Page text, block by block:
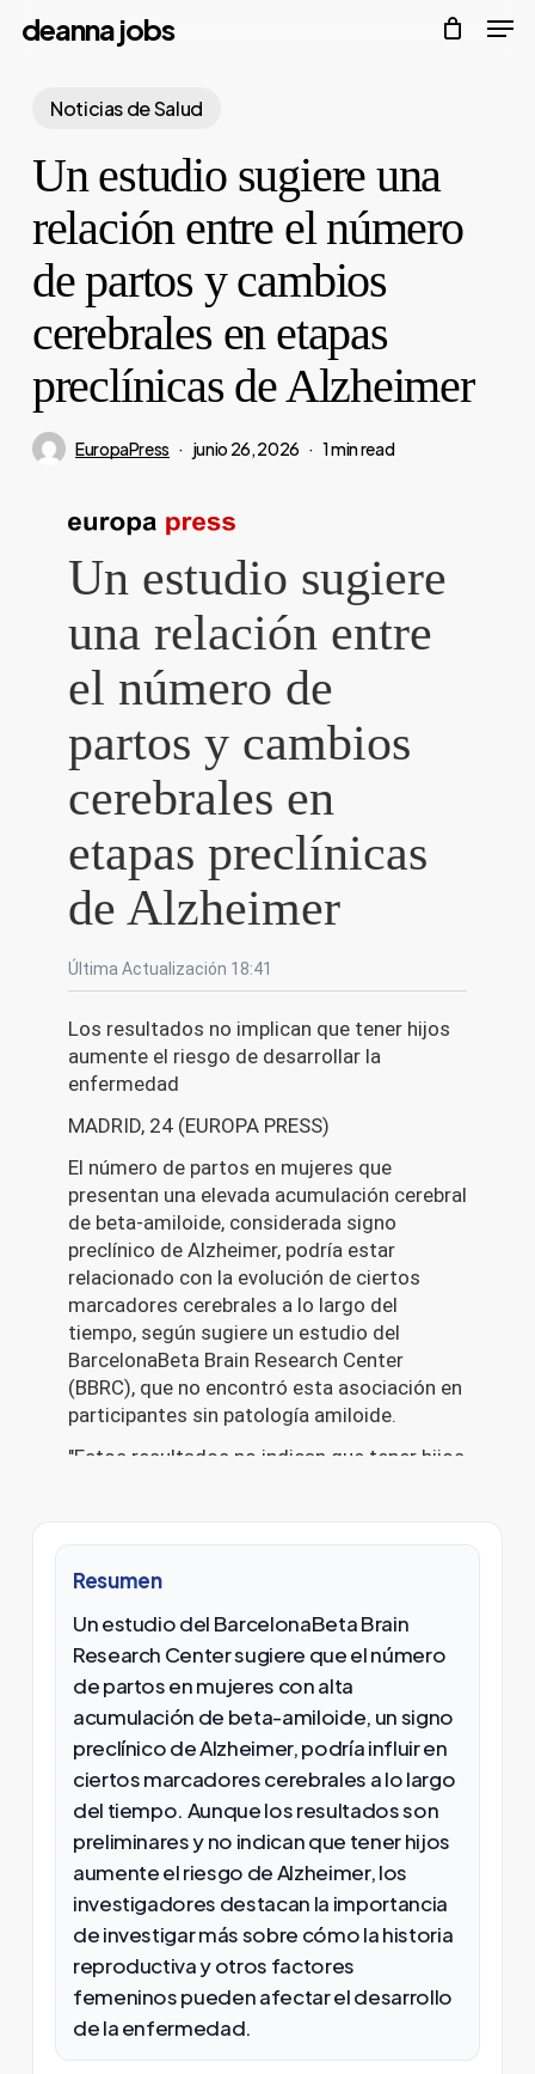
Skip
content
deanna jobs
Noticias de Salud
Un estudio sugiere una
relación entre el número
de partos y cambios
cerebrales en etapas
preclínicas de Alzheimer
EuropaPress junio 26, 2026 1 min read
Resumen
Un estudio del BarcelonaBeta Brain
Research Center sugiere que el número
de partos en mujeres con alta
acumulación de beta-amiloide, un signo
preclínico de Alzheimer, podría influir en
ciertos marcadores cerebrales a lo largo
del tiempo. Aunque los resultados son
preliminares y no indican que tener hijos
aumente el riesgo de Alzheimer, los
investigadores destacan la importancia
de investigar más sobre cómo la historia
reproductiva y otros factores
femeninos pueden afectar el desarrollo
de la enfermedad.